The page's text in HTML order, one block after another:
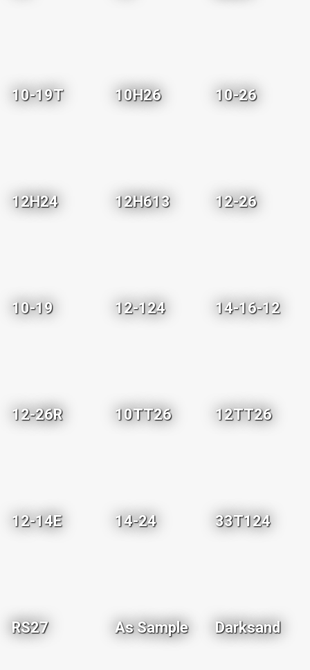
10-19T 10H26 10-26
12H24 12H613 12-26
10-19 12-124 14-16-12
12-26R 10TT26 12TT26
12-14E 14-24 33T124
RS27 As Sample Darksand